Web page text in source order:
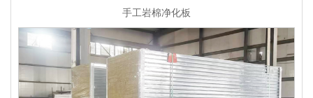
手工岩棉净化板